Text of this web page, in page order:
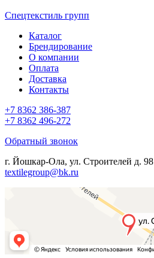
Спецтекстиль групп
Каталог
Брендирование
О компании
Оплата
Доставка
Контакты
+7 8362 386-387
+7 8362 496-272
Обратный звонок
г. Йошкар-Ола, ул. Строителей д. 98
textilegroup@bk.ru